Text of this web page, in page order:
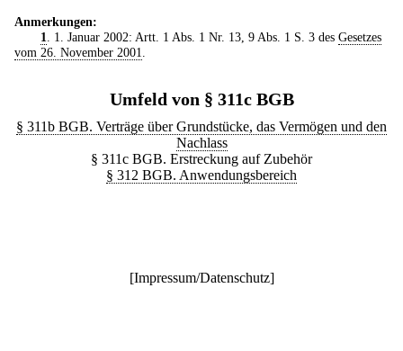
Anmerkungen:
1
. 1. Januar 2002: Artt. 1 Abs. 1 Nr. 13, 9 Abs. 1 S. 3 des Gesetzes
vom 26. November 2001
Umfeld von § 311c BGB
§ 311b BGB. Verträge über Grundstücke, das Vermögen und den
Nachlass
§ 311c BGB. Erstreckung auf Zubehör
§ 312 BGB. Anwendungsbereich
[Impressum/Datenschutz]